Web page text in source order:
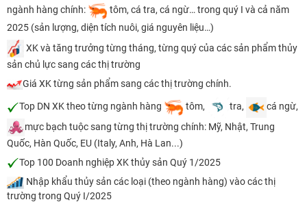
ngành hàng chính:
tôm, cá tra, cá ngừ… trong quý I và cả năm
2025 (sản lượng, diện tích nuôi, giá nguyên liệu…)
XK và tăng trưởng từng tháng, từng quý của các sản phẩm thủy
sản chủ lực sang các thị trường
Giá XK từng sản phẩm sang các thị trường chính.
Top DN XK theo từng ngành hàng tôm, tra,
cá ngừ,
mực bạch tuộc sang từng thị trường chính: Mỹ, Nhật, Trung
Quốc, Hàn Quốc, EU (Italy, Anh, Hà Lan...)
Top 100 Doanh nghiệp XK thủy sản Quý 1/2025
Nhập khẩu thủy sản các loại (theo ngành hàng) vào các thị
trường trong Quý I/2025